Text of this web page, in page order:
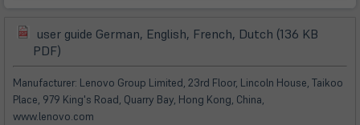
(öffnet
in
neuem
Tab)
user guide German, English, French, Dutch (136 KB
PDF)
in
neuem
Tab)
Manufacturer: Lenovo Group Limited, 23rd Floor, Lincoln House, Taikoo
Place, 979 King's Road, Quarry Bay, Hong Kong, China,
www.lenovo.com